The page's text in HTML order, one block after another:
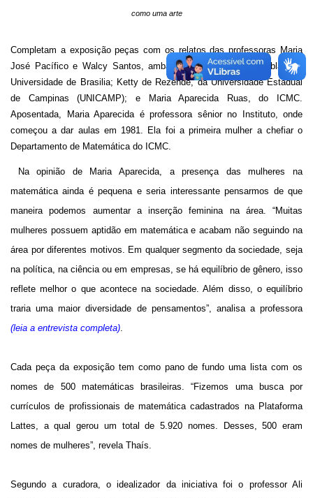
como uma arte
Completam a exposição peças com os relatos das professoras Maria
José Pacífico e Walcy Santos, ambas da UFRJ; Keti Tenenblat, da
Universidade de Brasilia; Ketty de Rezende, da Universidade Estadual
de Campinas (UNICAMP); e Maria Aparecida Ruas, do ICMC.
Aposentada, Maria Aparecida é professora sênior no Instituto, onde
começou a dar aulas em 1981. Ela foi a primeira mulher a chefiar o
Departamento de Matemática do ICMC.
Na opinião de Maria Aparecida, a presença das mulheres na
matemática ainda é pequena e seria interessante pensarmos de que
maneira podemos aumentar a inserção feminina na área. “Muitas
mulheres possuem aptidão em matemática e acabam não seguindo na
área por diferentes motivos. Em qualquer segmento da sociedade, seja
na política, na ciência ou em empresas, se há equilíbrio de gênero, isso
reflete melhor o que acontece na sociedade. Além disso, o equilíbrio
traria uma maior diversidade de pensamentos”, analisa a professora
(leia a entrevista completa).
Cada peça da exposição tem como pano de fundo uma lista com os
nomes de 500 matemáticas brasileiras. “Fizemos uma busca por
currículos de profissionais de matemática cadastrados na Plataforma
Lattes, a qual gerou um total de 5.920 nomes. Desses, 500 eram
nomes de mulheres”, revela Thaís.
Segundo a curadora, o idealizador da iniciativa foi o professor Ali